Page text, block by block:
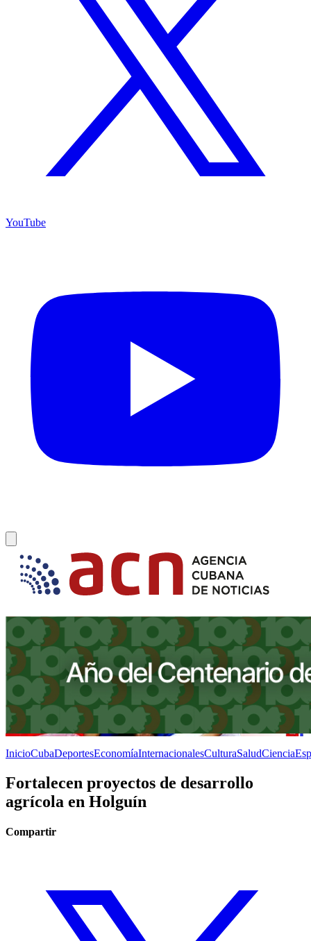
YouTube
InicioCubaDeportesEconomíaInternacionalesCulturaSaludCiencia
Fortalecen proyectos de desarrollo
agrícola en Holguín
Compartir